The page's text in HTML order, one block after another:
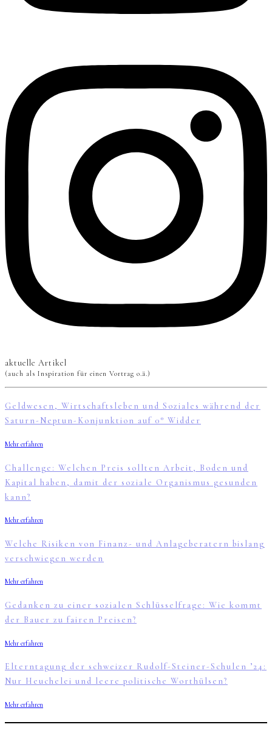
aktuelle Artikel
(auch als Inspiration für einen Vortrag o.ä.)
Geldwesen, Wirtschaftsleben und Soziales während der
Saturn-Neptun-Konjunktion auf 0° Widder
Mehr erfahren
Challenge: Welchen Preis sollten Arbeit, Boden und
Kapital haben, damit der soziale Organismus gesunden
kann?
Mehr erfahren
Welche Risiken von Finanz- und Anlageberatern bislang
verschwiegen werden
Mehr erfahren
Gedanken zu einer sozialen Schlüsselfrage: Wie kommt
der Bauer zu fairen Preisen?
Mehr erfahren
Elterntagung der schweizer Rudolf-Steiner-Schulen ’24:
Nur Heuchelei und leere politische Worthülsen?
Mehr erfahren